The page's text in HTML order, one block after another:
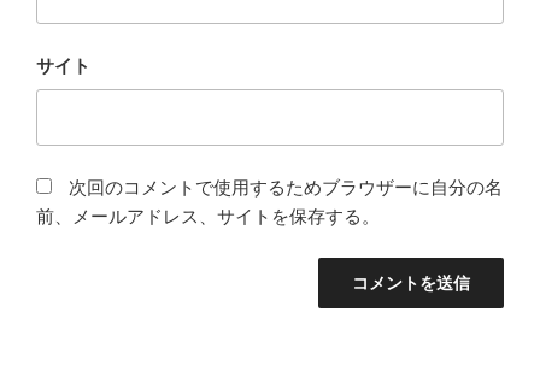
サイト
次回のコメントで使用するためブラウザーに自分の名
前、メールアドレス、サイトを保存する。